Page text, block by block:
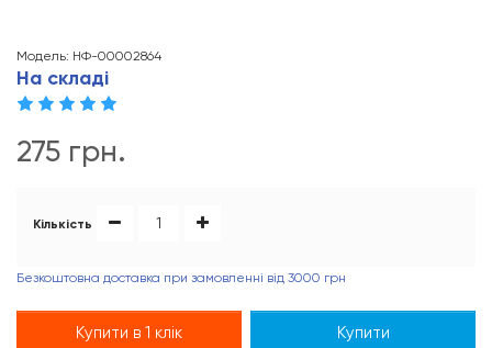
Модель: НФ-00002864
На складі
275 грн.
Кількість
Безкоштовна доставка при замовленні від 3000 грн
Купити в 1 клік Купити